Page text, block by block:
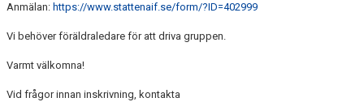
Anmälan: https://www.stattenaif.se/form/?ID=402999
Vi behöver föräldraledare för att driva gruppen.
Varmt välkomna!
Vid frågor innan inskrivning, kontakta